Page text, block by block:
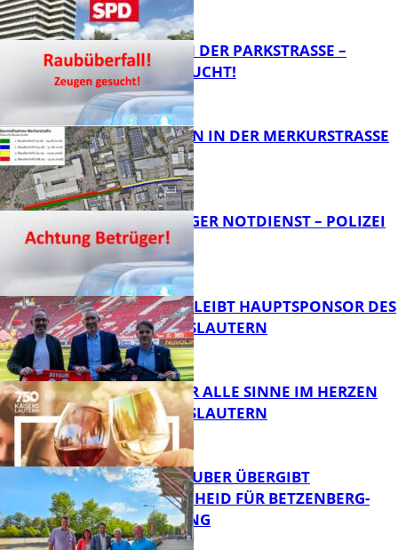
FB News
FB News
ÜBERFALL IN DER PARKSTRASSE – Z
EUGEN GESUCHT!
BAUARBEITEN IN DER MERKURSTRASSE
FB News
FRAGWÜRDIGER NOTDIENST – POLIZEI
WARNT
FB News
NOVOLINE BLEIBT HAUPTSPONSOR DES
1. FC KAISERSLAUTERN
FB Kultur
GENÜSSE FÜR ALLE SINNE IM HERZEN
VON KAISERSLAUTERN
MINISTER TEUBER ÜBERGIBT
FÖRDERBESCHEID FÜR BETZENBERG-
ENTWICKLUNG